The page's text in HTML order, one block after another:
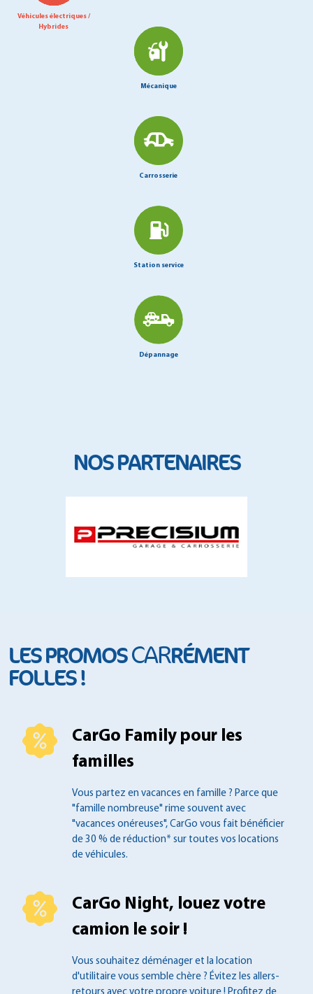
Véhicules électriques /
Hybrides
Mécanique
Carrosserie
Station service
Dépannage
NOS PARTENAIRES
LES PROMOSCARRÉMENT
FOLLES !
CarGo Family pour les
familles
Vous partez en vacances en famille ? Parce que
"famille nombreuse" rime souvent avec
"vacances onéreuses", CarGo vous fait bénéficier
de 30 % de réduction* sur toutes vos locations
de véhicules.
CarGo Night, louez votre
camion le soir !
Vous souhaitez déménager et la location
d'utilitaire vous semble chère ? Évitez les allers-